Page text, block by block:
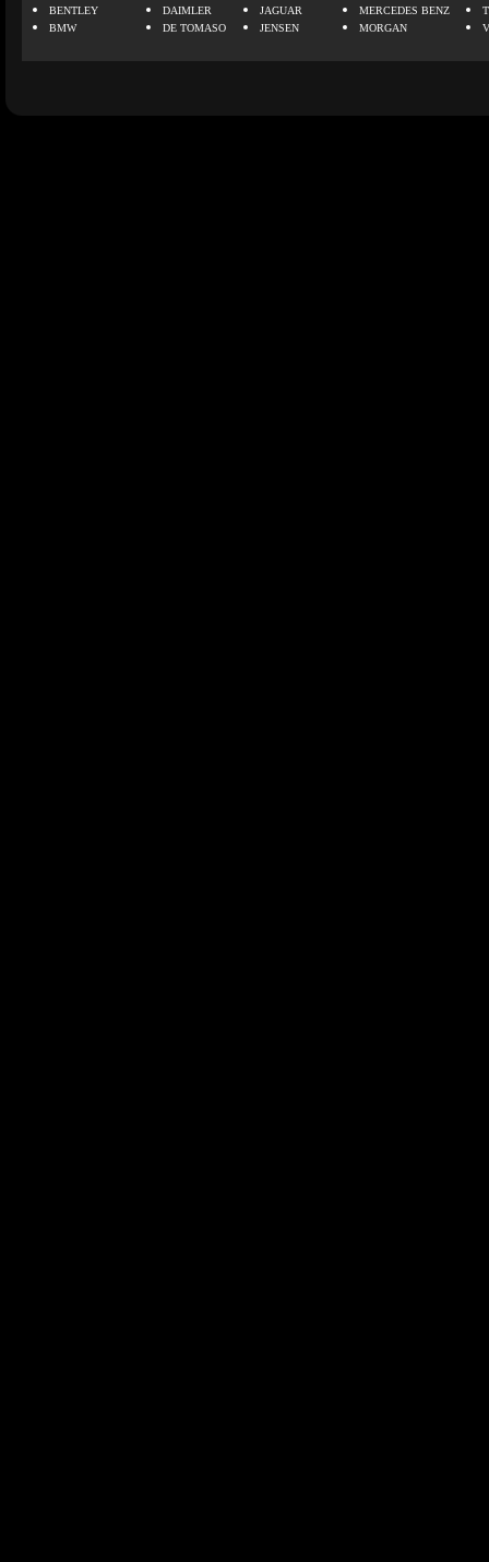
BENTLEY
BMW
DAIMLER
DE TOMASO
JAGUAR
JENSEN
MERCEDES BENZ
MORGAN